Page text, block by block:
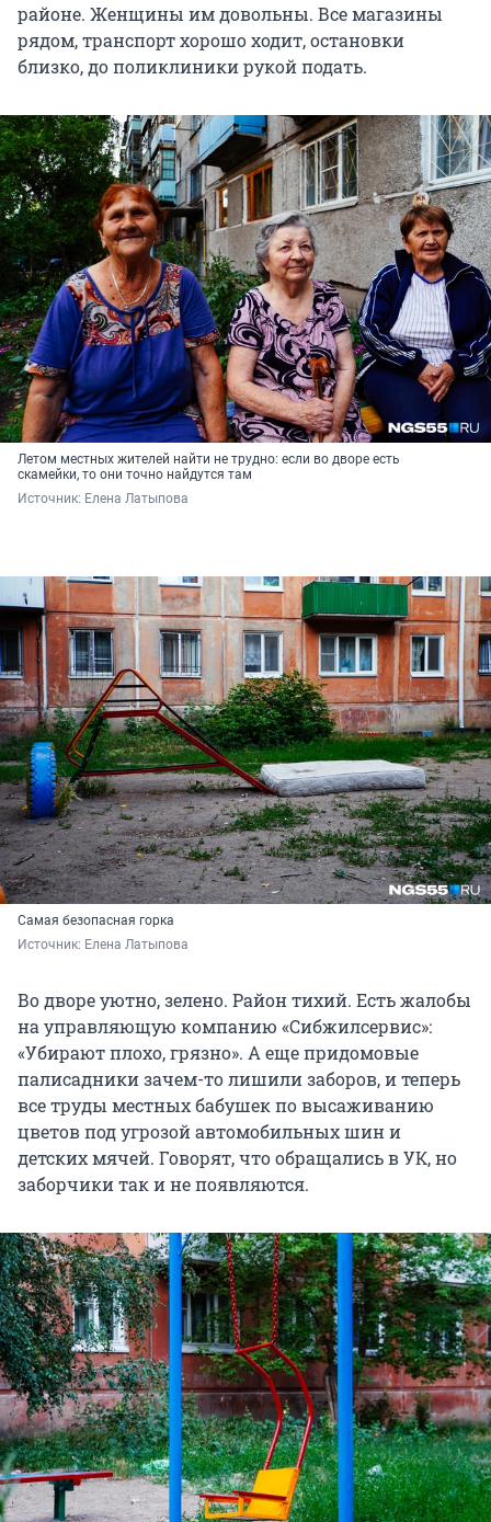
районе. Женщины им довольны. Все магазины
рядом, транспорт хорошо ходит, остановки
близко, до поликлиники рукой подать.
Летом местных жителей найти не трудно: если во дворе есть
скамейки, то они точно найдутся там
Источник: Елена Латыпова
Самая безопасная горка
Источник: Елена Латыпова
Во дворе уютно, зелено. Район тихий. Есть жалобы
на управляющую компанию «Сибжилсервис»:
«Убирают плохо, грязно». А еще придомовые
палисадники зачем-то лишили заборов, и теперь
все труды местных бабушек по высаживанию
цветов под угрозой автомобильных шин и
детских мячей. Говорят, что обращались в УК, но
заборчики так и не появляются.